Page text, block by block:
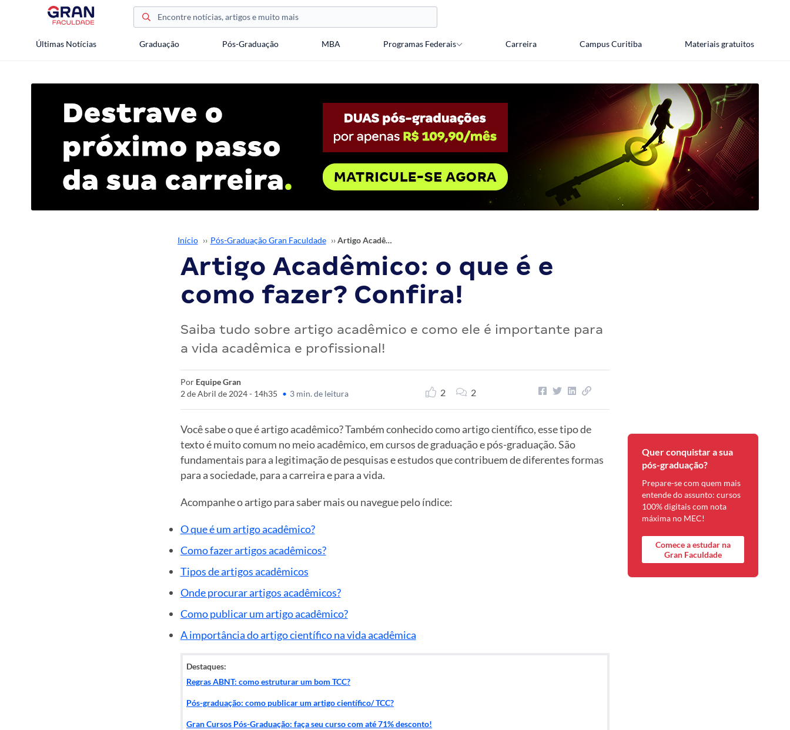
Últimas Notícias Graduação Pós-Graduação MBA Programas Federais Carreira Campus Curitiba Materiais gratuitos
Início ›› Pós-Graduação Gran Faculdade ›› Artigo Acadêmico: o que é e como fazer? Confira!
Artigo Acadêmico: o que é e
como fazer? Confira!
Saiba tudo sobre artigo acadêmico e como ele é importante para
a vida acadêmica e profissional!
Por Equipe Gran
2 de Abril de 2024 - 14h35 • 3 min. de leitura 2 2
Você sabe o que é artigo acadêmico? Também conhecido como artigo científico, esse tipo de
texto é muito comum no meio acadêmico, em cursos de graduação e pós-graduação. São
fundamentais para a legitimação de pesquisas e estudos que contribuem de diferentes formas
para a sociedade, para a carreira e para a vida.
Acompanhe o artigo para saber mais ou navegue pelo índice:
O que é um artigo acadêmico?
Como fazer artigos acadêmicos?
Tipos de artigos acadêmicos
Onde procurar artigos acadêmicos?
Como publicar um artigo acadêmico?
A importância do artigo científico na vida acadêmica
Destaques:
Regras ABNT: como estruturar um bom TCC?
Pós-graduação: como publicar um artigo científico/ TCC?
Gran Cursos Pós-Graduação: faça seu curso com até 71% desconto!
Quer conquistar a sua
pós-graduação?
Prepare-se com quem mais
entende do assunto: cursos
100% digitais com nota
máxima no MEC!
Comece a estudar na
Gran Faculdade